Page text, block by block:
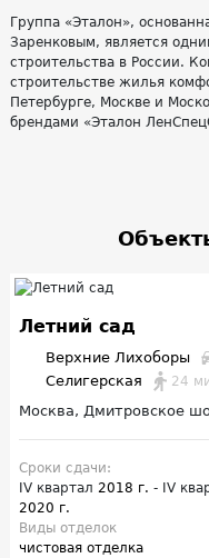
Группа «Эталон»,
Заренковым, является
строительства в России.
строительстве жилья
Петербурге, Москве и
брендами «Эталон
Летний сад
Верхние Лихоборы
Селигерская 24
Москва, Дмитровское
Сроки сдачи:
IV квартал 2018 г. - IV
2020 г.
Виды отделок
чистовая отделка